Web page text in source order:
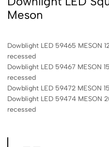
Meson
Dowblight LED 59465 MESON
recessed
Dowblight LED 59467 MESON
recessed
Dowblight LED 59472 MESON
Dowblight LED 59474 MESON
recessed